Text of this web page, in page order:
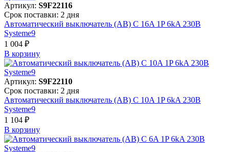
Артикул: S9F22116
Срок поставки: 2 дня
Автоматический выключатель (АВ) C 16A 1P 6kA 230В
Systeme9
1 004 ₽
В корзинy
Артикул: S9F22110
Срок поставки: 2 дня
Автоматический выключатель (АВ) C 10A 1P 6kA 230В
Systeme9
1 104 ₽
В корзинy